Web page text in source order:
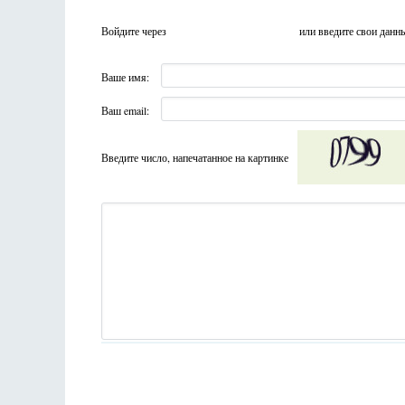
Войдите через или введите свои
Ваше имя:
Ваш email:
Введите число, напечатанное на картинке